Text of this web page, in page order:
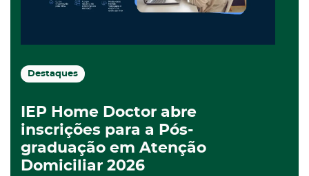
Destaques
IEP Home Doctor abre
inscrições para a Pós-
graduação em Atenção
Domiciliar 2026